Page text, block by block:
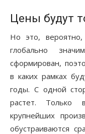
Цены будут
Но это,
глобально
сформирован,
в каких рамках
годы. С одной
растет.
крупнейших
обустраиваются